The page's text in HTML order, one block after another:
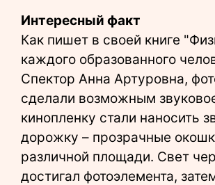
Интересный факт
Как пишет в своей книге
каждого образованного
Спектор Анна Артуровна,
сделали возможным
кинопленку стали наносить
дорожку – прозрачные
различной площади. Свет
достигал фотоэлемента,